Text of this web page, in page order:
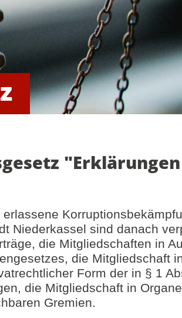
Niederkassel sind danach
die Mitgliedschaften in
die Mitgliedschaft
Form der in § 1
die Mitgliedschaft in
Gremien.